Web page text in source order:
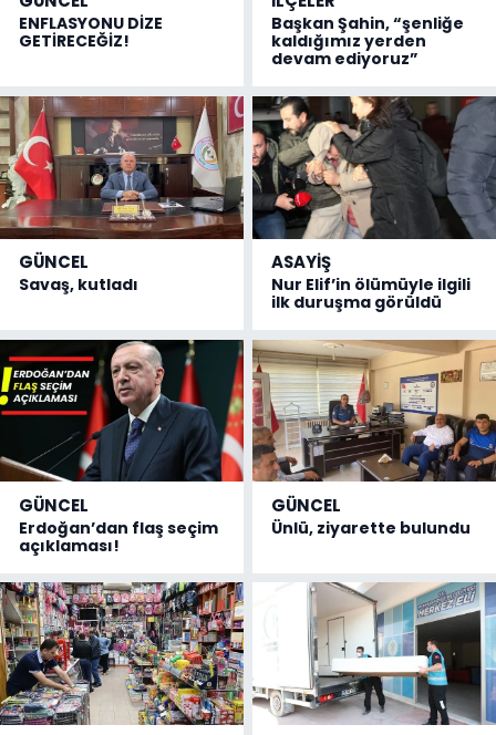
ENFLASYONU DİZE
GETİRECEĞİZ!
Başkan Şahin, “şenliğe
kaldığımız yerden
devam ediyoruz”
GÜNCEL
Savaş, kutladı
ASAYİŞ
Nur Elif’in ölümüyle ilgili
ilk duruşma görüldü
GÜNCEL
Erdoğan’dan flaş seçim
açıklaması!
GÜNCEL
Ünlü, ziyarette bulundu